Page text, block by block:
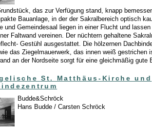
das zur Verfügung stand, knapp
Bauanlage, in der der Sakralbereich optisch
und Gemeindesaal liegen in einer Flucht und
Faltwand vereinen. Der nüchtern gehaltene
Gestühl ausgestattet. Die hölzernen
das Ziegelmauerwerk, das innen weiß gestrichen
an der Nordseite sorgt für eine gleichmäßig gute
St. Matthäus-Kirche und
Budde&Schröck
Hans Budde / Carsten Schröck